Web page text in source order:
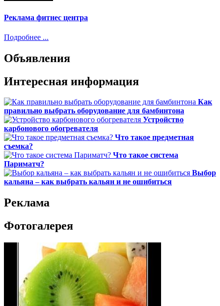
Реклама фитнес центра
Подробнее ...
Объявления
Интересная информация
Как
правильно выбрать оборудование для бамбинтона
Устройство
карбонового обогревателя
Что такое предметная
съемка?
Что такое система
Париматч?
Выбор
кальяна – как выбрать кальян и не ошибиться
Реклама
Фотогалерея